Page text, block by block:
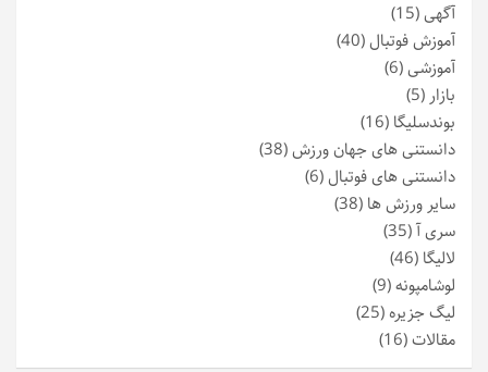
آگهی(15)
آموزش فوتبال(40)
آموزشی(6)
بازار (5)
بوندسلیگا (16)
دانستنی های جهان ورزش(38)
دانستنی های فوتبال(6)
سایر ورزش ها (38)
سری آ(35)
لالیگا (46)
لوشامپونه(9)
لیگ جزیره(25)
مقالات(16)